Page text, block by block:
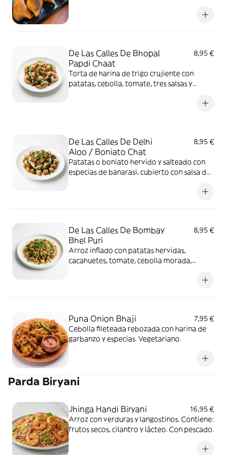
De Las Calles De Bhopal
Papdi Chaat
8,95 €
Torta de harina de trigo crujiente con
patatas, cebolla, tomate, tres salsas y
De Las Calles De Delhi
Aloo / Boniato Chat
8,95 €
Patatas o boniato hervido y salteado con
especias de banarasi, cubierto con salsa de
de fideos de garbanzo crujientes. Contiene:
De Las Calles De Bombay
Bhel Puri
8,95 €
Arroz inflado con patatas hervidas,
cacahuetes, tomate, cebolla morada,
Puna Onion Bhaji
7,95 €
Cebolla fileteada rebozada con harina de
garbanzo y especias. Vegetariano.
Parda Biryani
Jhinga Handi Biryani
16,95 €
Arroz con verduras y langostinos. Contiene:
frutos secos, cilantro y lácteo. Con pescado.